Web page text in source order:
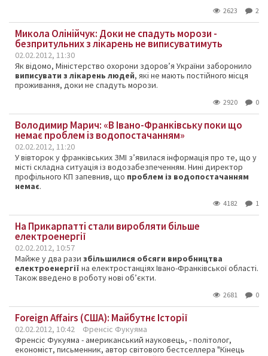
2623 2
Микола Олінійчук: Доки не спадуть морози -
безпритульних з лікарень не виписуватимуть
02.02.2012, 11:30
Як відомо, Міністерство охорони здоров’я України заборонило
виписувати з лікарень людей, які не мають постійного місця
проживання, доки не спадуть морози.
2920 0
Володимир Марич: «В Івано-Франківську поки що
немає проблем із водопостачанням»
02.02.2012, 11:20
У вівторок у франківських ЗМІ з’явилася інформація про те, що у
місті складна ситуація із водозабезпеченням. Нині директор
профільного КП запевнив, що проблем із водопостачанням
немає.
4182 1
На Прикарпатті стали виробляти більше
електроенергії
02.02.2012, 10:57
Майже у два рази збільшилися обсяги виробництва
електроенергії на електростанціях Івано-Франківської області.
Також введено в роботу нові об’єкти.
2681 0
Foreign Affairs (США): Майбутнє Історії
02.02.2012, 10:42
Френсіс Фукуяма
Френсіс Фукуяма - американський науковець, - політолог,
економіст, письменник, автор світового бестселлера "Кінець